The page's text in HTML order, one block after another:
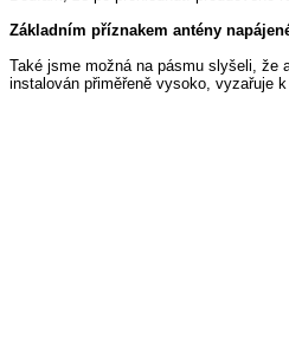
Základním příznakem antény
Také jsme možná na pásmu slyšeli, že
instalován přiměřeně vysoko, vyzařuje